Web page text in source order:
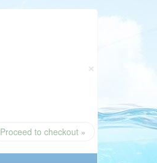
×
Proceed to checkout »